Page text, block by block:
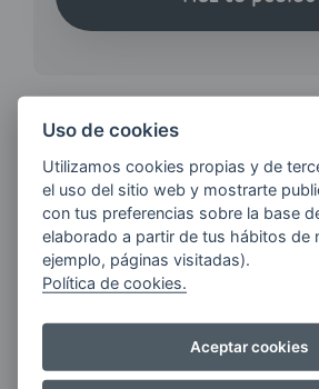
¿QUIERES ESTAR AL
LAS
ÚLTIMAS
E-MAIL
Uso de cookies
Utilizamos cookies propias y de
el uso del sitio web y mostrarte
con tus preferencias sobre la base
elaborado a partir de tus hábitos de
ejemplo, páginas visitadas).
Política de cookies.
Aceptar cookies